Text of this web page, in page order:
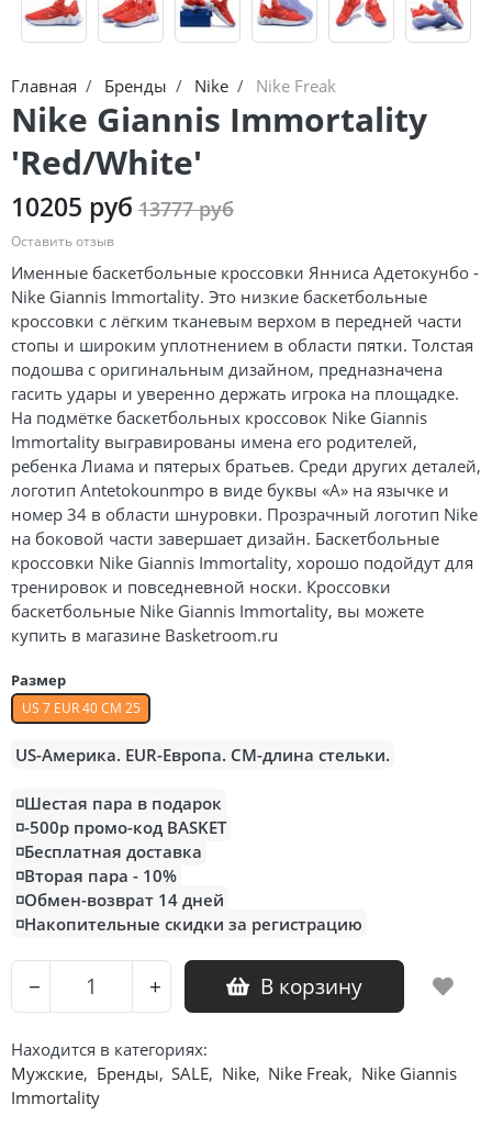
Главная Бренды Nike Nike Freak
Nike Giannis Immortality
'Red/White'
10205 руб 13777 руб
Оставить отзыв
Именные баскетбольные кроссовки Янниса Адетокунбо -
Nike Giannis Immortality. Это низкие баскетбольные
кроссовки с лёгким тканевым верхом в передней части
стопы и широким уплотнением в области пятки. Толстая
подошва с оригинальным дизайном, предназначена
гасить удары и уверенно держать игрока на площадке.
На подмётке баскетбольных кроссовок Nike Giannis
Immortality выгравированы имена его родителей,
ребенка Лиама и пятерых братьев. Среди других деталей,
логотип Antetokounmpo в виде буквы «А» на язычке и
номер 34 в области шнуровки. Прозрачный логотип Nike
на боковой части завершает дизайн. Баскетбольные
кроссовки Nike Giannis Immortality, хорошо подойдут для
тренировок и повседневной носки. Кроссовки
баскетбольные Nike Giannis Immortality, вы можете
купить в магазине Basketroom.ru
Размер
US 7 EUR 40 CM 25
US-Америка. EUR-Европа. CM-длина стельки.
◽️Шестая пара в подарок
◽️-500р промо-код BASKET
◽️Бесплатная доставка
◽️Вторая пара - 10%
◽️Обмен-возврат 14 дней
◽️Накопительные скидки за регистрацию
− + В корзину
Находится в категориях:
Мужские, Бренды, SALE, Nike, Nike Freak, Nike Giannis
Immortality
Jordan Tatum
Air Jordan 312
Air Jordan 40
Air Jordan 39
Air Jordan 38
Air Jordan 37
Air Jordan 36
Air Jordan 1
Air Jordan 3
Air Jordan 4
Air Jordan 5
Air Jordan 6
Air Jordan 7
Air Jordan 11
Air Jordan 12
Air Jordan 13
Air Jordan 14
Air Jordan 15
Air Jordan 23
adidas Samba
adidas Gazelle
adidas Handball
adidas Adistar
adidas adiFOM
adidas Adizero
adidas Harden
adidas Dame
adidas AE
Adidas Yeezy Boost 350 V2